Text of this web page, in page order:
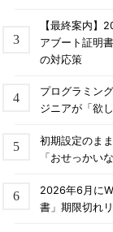
ロールの割り当
アカウントとは異
ルには記述でき
め、ロール割り
Automationアカ
【最終案内】
アブート証明
の対応策
プログラミン
ジニアが「欲
初期設定のま
「おせっかい
2026年6月に
書」期限切れ